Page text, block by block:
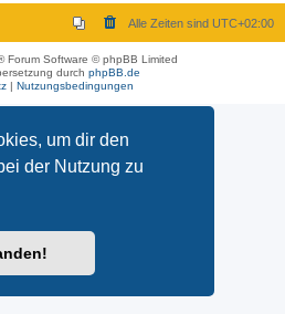
um dir den
der Nutzung zu
Alle Zeiten sind UTC+02:00
Forum Software © phpBB Limited
durch phpBB.de
| Nutzungsbedingungen